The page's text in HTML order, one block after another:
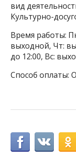
вид
Культурно-
Время работы:
выходной, Чт:
до 12:00, Вс:
Способ оплаты: